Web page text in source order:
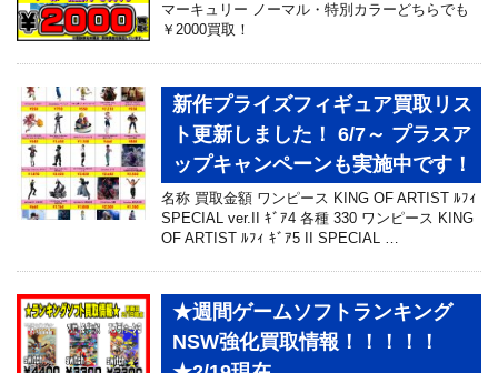
マーキュリー ノーマル・特別カラーどちらでも
￥2000買取！
新作プライズフィギュア買取リス
ト更新しました！ 6/7～ プラスア
ップキャンペーンも実施中です！
名称 買取金額 ワンピース KING OF ARTIST ﾙﾌｨ
SPECIAL ver.II ｷﾞｱ4 各種 330 ワンピース KING
OF ARTIST ﾙﾌｨ ｷﾞｱ5 II SPECIAL …
★週間ゲームソフトランキング
NSW強化買取情報！！！！！